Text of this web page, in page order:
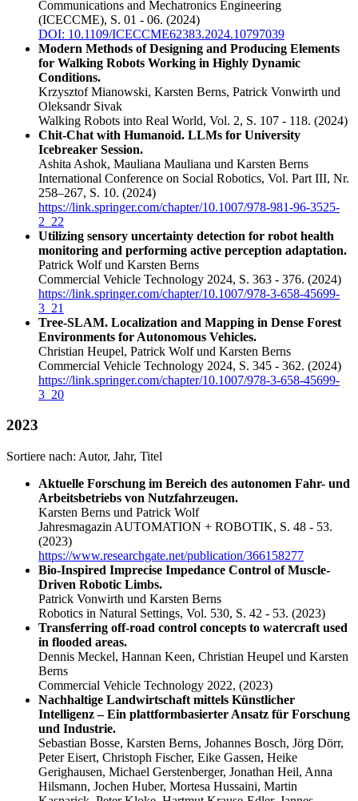
Communications and Mechatronics Engineering
(ICECCME), S. 01 - 06. (2024)
DOI: 10.1109/ICECCME62383.2024.10797039
Modern Methods of Designing and Producing Elements
for Walking Robots Working in Highly Dynamic
Conditions.
Krzysztof Mianowski, Karsten Berns, Patrick Vonwirth und
Oleksandr Sivak
Walking Robots into Real World, Vol. 2, S. 107 - 118. (2024)
Chit-Chat with Humanoid. LLMs for University
Icebreaker Session.
Ashita Ashok, Mauliana Mauliana und Karsten Berns
International Conference on Social Robotics, Vol. Part III, Nr.
258–267, S. 10. (2024)
https://link.springer.com/chapter/10.1007/978-981-96-3525-
2_22
Utilizing sensory uncertainty detection for robot health
monitoring and performing active perception adaptation.
Patrick Wolf und Karsten Berns
Commercial Vehicle Technology 2024, S. 363 - 376. (2024)
https://link.springer.com/chapter/10.1007/978-3-658-45699-
3_21
Tree-SLAM. Localization and Mapping in Dense Forest
Environments for Autonomous Vehicles.
Christian Heupel, Patrick Wolf und Karsten Berns
Commercial Vehicle Technology 2024, S. 345 - 362. (2024)
https://link.springer.com/chapter/10.1007/978-3-658-45699-
3_20
2023
Sortiere nach: Autor, Jahr, Titel
Aktuelle Forschung im Bereich des autonomen Fahr- und
Arbeitsbetriebs von Nutzfahrzeugen.
Karsten Berns und Patrick Wolf
Jahresmagazin AUTOMATION + ROBOTIK, S. 48 - 53.
(2023)
https://www.researchgate.net/publication/366158277
Bio-Inspired Imprecise Impedance Control of Muscle-
Driven Robotic Limbs.
Patrick Vonwirth und Karsten Berns
Robotics in Natural Settings, Vol. 530, S. 42 - 53. (2023)
Transferring off-road control concepts to watercraft used
in flooded areas.
Dennis Meckel, Hannan Keen, Christian Heupel und Karsten
Berns
Commercial Vehicle Technology 2022, (2023)
Nachhaltige Landwirtschaft mittels Künstlicher
Intelligenz – Ein plattformbasierter Ansatz für Forschung
und Industrie.
Sebastian Bosse, Karsten Berns, Johannes Bosch, Jörg Dörr,
Peter Eisert, Christoph Fischer, Eike Gassen, Heike
Gerighausen, Michael Gerstenberger, Jonathan Heil, Anna
Hilsmann, Jochen Huber, Mortesa Hussaini, Martin